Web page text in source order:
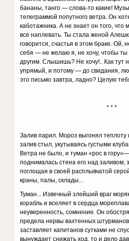
бананы, танго — слова-то какие!
телеграммой попутного ветра. Он
каботажника. А не знает он того,
все наплевать. Ты стала женой
говорится, счастья в этом браке. Ой,
себя — не желаю я, не хочу, чтобы ты
другим. Слышишь? Не хочу!.. Как тут
упрямый, и потому — до свидания,
это письмо завтра, ладно? Целую
* * *
Залив парил. Мороз выгонял теплоту
залив стыл, укутываясь густыми
Ветра не было, и туман «рос в
поднималась стена его над заливом,
поглощая в своей расплывчатой
краны, палы, склады...
Туман... Извечный злейший враг
корабль и вселяет в сердца
неуверенность, сомнение. Он
предела нервы вахтенных
заставляет капитанов сутками не
вынуждает снижать ход, то и дело